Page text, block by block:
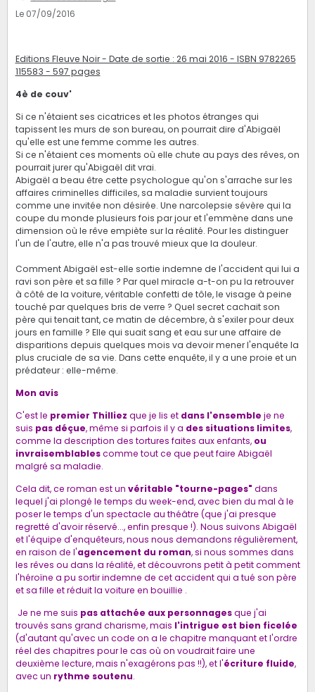
Le 07/09/2016
Editions Fleuve Noir - Date de sortie : 26 mai 2016 - ISBN 9782265
115583 - 597 pages
4è de couv'
Si ce n'étaient ses cicatrices et les photos étranges qui
tapissent les murs de son bureau, on pourrait dire d'Abigaël
qu'elle est une femme comme les autres.
Si ce n'étaient ces moments où elle chute au pays des rêves, on
pourrait jurer qu'Abigaël dit vrai.
Abigaël a beau être cette psychologue qu'on s'arrache sur les
affaires criminelles difficiles, sa maladie survient toujours
comme une invitée non désirée. Une narcolepsie sévère qui la
coupe du monde plusieurs fois par jour et l'emmène dans une
dimension où le rêve empiète sur la réalité. Pour les distinguer
l'un de l'autre, elle n'a pas trouvé mieux que la douleur.
Comment Abigaël est-elle sortie indemne de l'accident qui lui a
ravi son père et sa fille ? Par quel miracle a-t-on pu la retrouver
à côté de la voiture, véritable confetti de tôle, le visage à peine
touché par quelques bris de verre ? Quel secret cachait son
père qui tenait tant, ce matin de décembre, à s'exiler pour deux
jours en famille ? Elle qui suait sang et eau sur une affaire de
disparitions depuis quelques mois va devoir mener l'enquête la
plus cruciale de sa vie. Dans cette enquête, il y a une proie et un
prédateur : elle-même.
Mon avis
C'est le premier Thilliez que je lis et dans l'ensemble je ne
suis pas déçue, même si parfois il y a des situations limites,
comme la description des tortures faites aux enfants, ou
invraisemblablescomme tout ce que peut faire Abigaël
malgré sa maladie.
Cela dit, ce roman est un véritable "tourne-pages"dans
lequel j'ai plongé le temps du week-end, avec bien du mal à le
poser le temps d'un spectacle au théâtre (que j'ai presque
regretté d'avoir réservé..., enfin presque !). Nous suivons Abigaël
et l'équipe d'enquêteurs, nous nous demandons régulièrement,
en raison de l'agencement du roman, si nous sommes dans
les rêves ou dans la réalité, et découvrons petit à petit comment
l'héroïne a pu sortir indemne de cet accident qui a tué son père
et sa fille et réduit la voiture en bouillie .
Je ne me suis pas attachée aux personnagesque j'ai
trouvés sans grand charisme, mais l'intrigue est bien ficelée
(d'autant qu'avec un code on a le chapitre manquant et l'ordre
réel des chapitres pour le cas où on voudrait faire une
deuxième lecture, mais n'exagérons pas !!), et l'écriture fluide,
avec un rythme soutenu.